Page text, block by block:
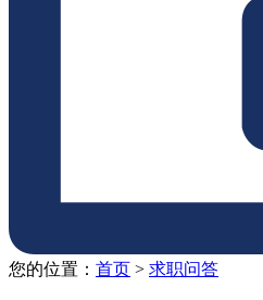
您的位置： 首页 > 求职问答